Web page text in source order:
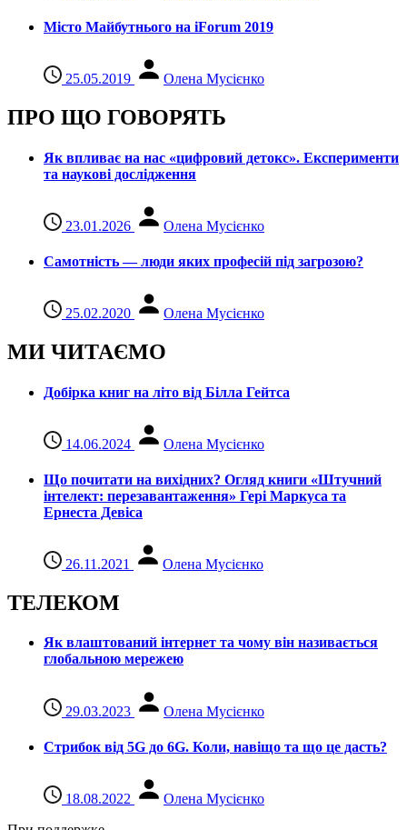
Місто Майбутнього на iForum 2019
25.05.2019 Олена Мусієнко
ПРО ЩО ГОВОРЯТЬ
Як впливає на нас «цифровий детокс». Експерименти
та наукові дослідження
23.01.2026 Олена Мусієнко
Самотність — люди яких професій під загрозою?
25.02.2020 Олена Мусієнко
МИ ЧИТАЄМО
Добірка книг на літо від Білла Гейтса
14.06.2024 Олена Мусієнко
Що почитати на вихідних? Огляд книги «Штучний
інтелект: перезавантаження» Гері Маркуса та
Ернеста Девіса
26.11.2021 Олена Мусієнко
ТЕЛЕКОМ
Як влаштований інтернет та чому він називається
глобальною мережею
29.03.2023 Олена Мусієнко
Стрибок від 5G до 6G. Коли, навіщо та що це даcть?
18.08.2022
Олена Мусієнко